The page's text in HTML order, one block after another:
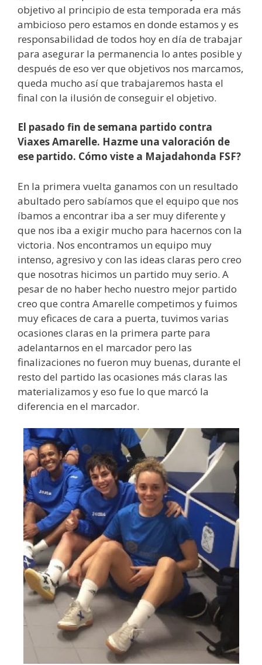
objetivo al principio de esta temporada era más
ambicioso pero estamos en donde estamos y es
responsabilidad de todos hoy en día de trabajar
para asegurar la permanencia lo antes posible y
después de eso ver que objetivos nos marcamos,
queda mucho así que trabajaremos hasta el
final con la ilusión de conseguir el objetivo.
El pasado fin de semana partido contra
Viaxes Amarelle. Hazme una valoración de
ese partido. Cómo viste a Majadahonda FSF?
En la primera vuelta ganamos con un resultado
abultado pero sabíamos que el equipo que nos
íbamos a encontrar iba a ser muy diferente y
que nos iba a exigir mucho para hacernos con la
victoria. Nos encontramos un equipo muy
intenso, agresivo y con las ideas claras pero creo
que nosotras hicimos un partido muy serio. A
pesar de no haber hecho nuestro mejor partido
creo que contra Amarelle competimos y fuimos
muy eficaces de cara a puerta, tuvimos varias
ocasiones claras en la primera parte para
adelantarnos en el marcador pero las
finalizaciones no fueron muy buenas, durante el
resto del partido las ocasiones más claras las
materializamos y eso fue lo que marcó la
diferencia en el marcador.